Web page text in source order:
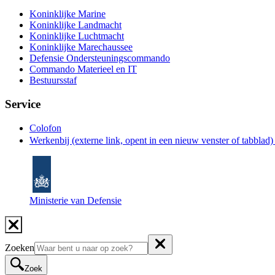
Koninklijke Marine
Koninklijke Landmacht
Koninklijke Luchtmacht
Koninklijke Marechaussee
Defensie Ondersteuningscommando
Commando Materieel en IT
Bestuursstaf
Service
Colofon
Werkenbij (externe link, opent in een nieuw venster of tabblad)
Ministerie van Defensie
Zoeken
Zoek